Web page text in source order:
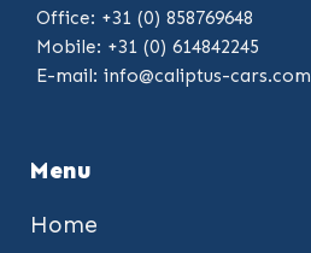
Office: +31 (0) 858769648
Mobile: +31 (0) 614842245
E-mail: info@caliptus-cars.com
Menu
Home